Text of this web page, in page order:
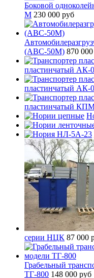
Боковой
М 230 000 руб
(АВС-50М) 870
пластинчатый АК-
пластинчатый АК-
пластинчатый
серии НЦК 87 000
Грабельный
ТГ-800 148 000 руб